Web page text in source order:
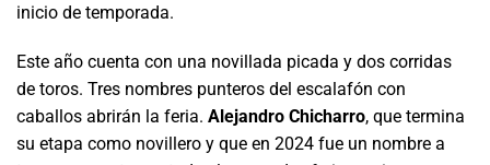
inicio de temporada.
Este año cuenta con una novillada picada y dos corridas
de toros. Tres nombres punteros del escalafón con
caballos abrirán la feria. Alejandro Chicharro, que termina
su etapa como novillero y que en 2024 fue un nombre a